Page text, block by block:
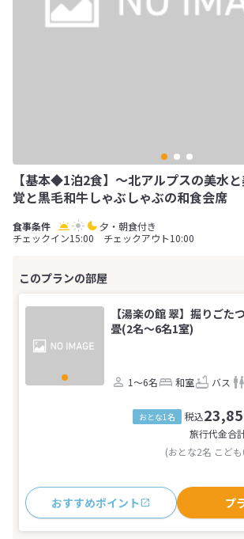
【基本◆1泊2食】～北アルプスの美水
覚と黒毛和牛しゃぶしゃぶの和食会席
夕・朝食付き
チェックイン15:00 チェックアウト10:00
【湯楽の館 翠】掘りご
畳(2名～6名1室)
1～6名 和室 バス
おとな1名 税込
旅行代金合
(おとな2名 こど
おすすめポイント プ